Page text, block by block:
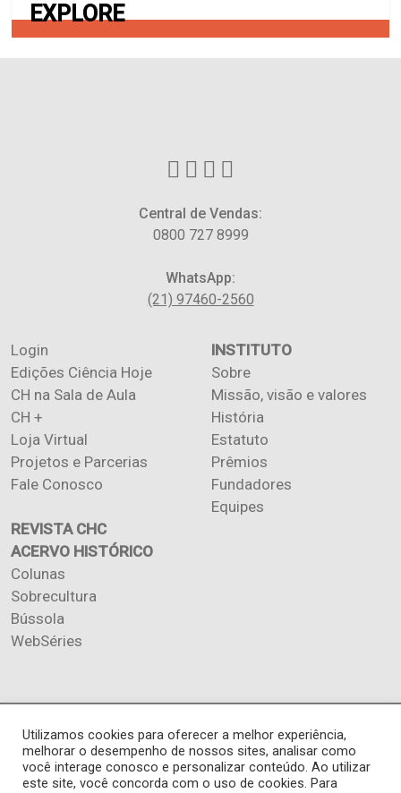
EXPLORE
Central de Vendas:
0800 727 8999
WhatsApp:
(21) 97460-2560
Login
Edições Ciência Hoje
CH na Sala de Aula
CH +
Loja Virtual
Projetos e Parcerias
Fale Conosco
INSTITUTO
Sobre
Missão, visão e valores
História
Estatuto
Prêmios
Fundadores
Equipes
REVISTA CHC
ACERVO HISTÓRICO
Colunas
Sobrecultura
Bússola
WebSéries
Copyright 2026 INSTITUTO CIÊNCIA HOJE. Todos os direitos
reservados.
Os artigos publicados na revista refletem exclusivamente a opinião
de seus autores.
Utilizamos cookies para oferecer a melhor experiência,
melhorar o desempenho de nossos sites, analisar como
você interage conosco e personalizar conteúdo. Ao utilizar
este site, você concorda com o uso de cookies. Para